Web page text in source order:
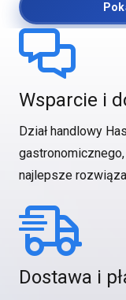
Wsparcie i
Dział handlowy
najlepsze
Dostawa i